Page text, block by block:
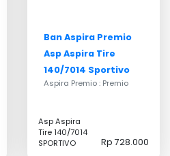
Ban Aspira Premio
Asp Aspira Tire
140/7014 Sportivo
Aspira Premio : Premio
Asp Aspira
Tire 140/7014
SPORTIVO
Rp 728.000